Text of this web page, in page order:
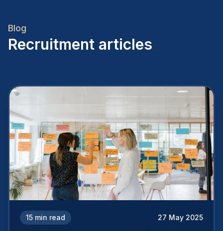
Blog
Recruitment articles
15 min read 27 May 2025